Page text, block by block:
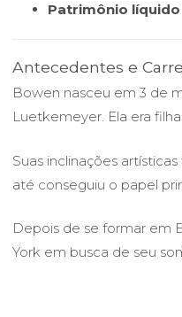
Patrimônio líquido
Antecedentes e
Bowen nasceu em 3 de
Luetkemeyer. Ela era
Suas inclinações
até conseguiu o papel
Depois de se formar em
York em busca de seu